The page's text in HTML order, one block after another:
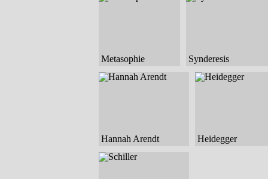
Metasophie Synderesis
Hannah Arendt Heidegger